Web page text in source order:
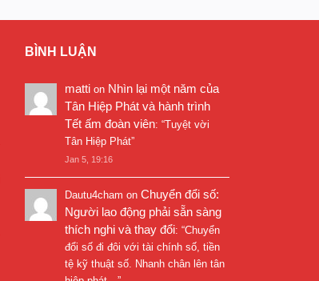
BÌNH LUẬN
matti on Nhìn lại một năm của
Tân Hiệp Phát và hành trình
Tết ấm đoàn viên: “Tuyệt vời
Tân Hiệp Phát”
Jan 5, 19:16
Dautu4cham on Chuyển đổi số:
Người lao động phải sẵn sàng
thích nghi và thay đổi: “Chuyển
đổi số đi đôi với tài chính số, tiền
tệ kỹ thuật số. Nhanh chân lên tân